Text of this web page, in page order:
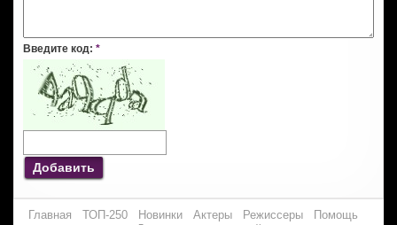
Введите код: *
Добавить
Главная ТОП-250 Новинки Актеры Режиссеры
Помощь